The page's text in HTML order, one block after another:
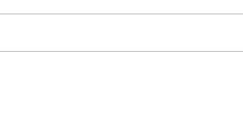
förstå varför det
sig denna
och det fria
2008